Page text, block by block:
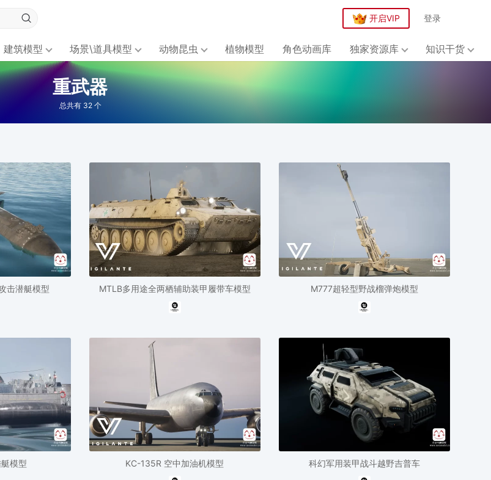
开启VIP 登录
建筑模型 场景\道具模型 动物昆虫 植物模型 角色动画库 独家资源库 知识干货
重武器
总共有 32 个
击潜艇模型 MTLB多用途全两栖辅助装甲履带车模型 M777超轻型野战榴弹炮模型
模型 KC-135R 空中加油机模型 科幻军用装甲战斗越野吉普车